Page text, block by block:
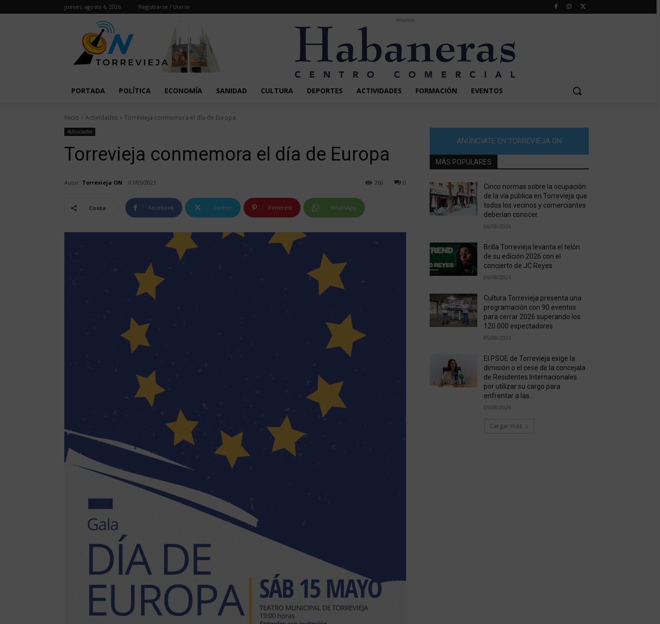
jueves, agosto 6, 2026 Registrarse / Unirse
Anuncio
PORTADA POLÍTICA ECONOMÍA SANIDAD CULTURA DEPORTES ACTIVIDADES FORMACIÓN EVENTOS
Inicio Actividades Torrevieja conmemora el día de Europa
Actividades
Torrevieja conmemora el día de Europa
Autor: Torrevieja ON 07/05/2021 0
260
Cuota Facebook Twitter Pinterest WhatsApp
ANÚNCIATE EN TORREVIEJA ON
MÁS POPULARES
Cinco normas sobre la ocupación
de la vía pública en Torrevieja que
todos los vecinos y comerciantes
deberían conocer
06/08/2026
Brilla Torrevieja levanta el telón
de su edición 2026 con el
concierto de JC Reyes
06/08/2026
Cultura Torrevieja presenta una
programación con 90 eventos
para cerrar 2026 superando los
120.000 espectadores
05/08/2026
El PSOE de Torrevieja exige la
dimisión o el cese de la concejala
de Residentes Internacionales
por utilizar su cargo para
enfrentar a las...
05/08/2026
Cargar más